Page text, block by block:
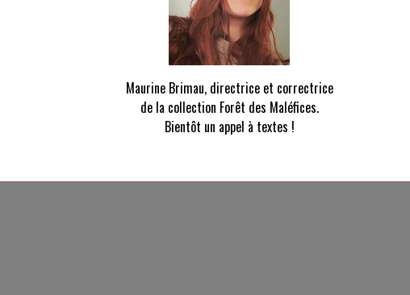
Détails
Maurine Brimau, directrice et correctrice
de la collection Forêt des Maléfices.
Bientôt un appel à textes !